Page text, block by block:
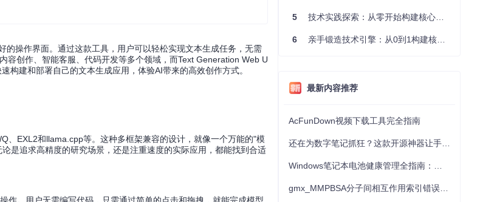
操作界面。通过这款工具，用户可以轻松实现文本生成任务，无需
容创作、智能客服、代码开发等多个领域，而Text Generation Web U
构建和部署自己的文本生成应用，体验AI带来的高效创作方式。
、EXL2和llama.cpp等。这种多框架兼容的设计，就像一个万能的"模
是追求高精度的研究场景，还是注重速度的实际应用，都能找到合适
5 技术实践探索：从零开始构建核心系统的实践指南
6 亲手锻造技术引擎：从0到1构建核心系统的实践指南
最新内容推荐
AcFunDown视频下载工具完全指南